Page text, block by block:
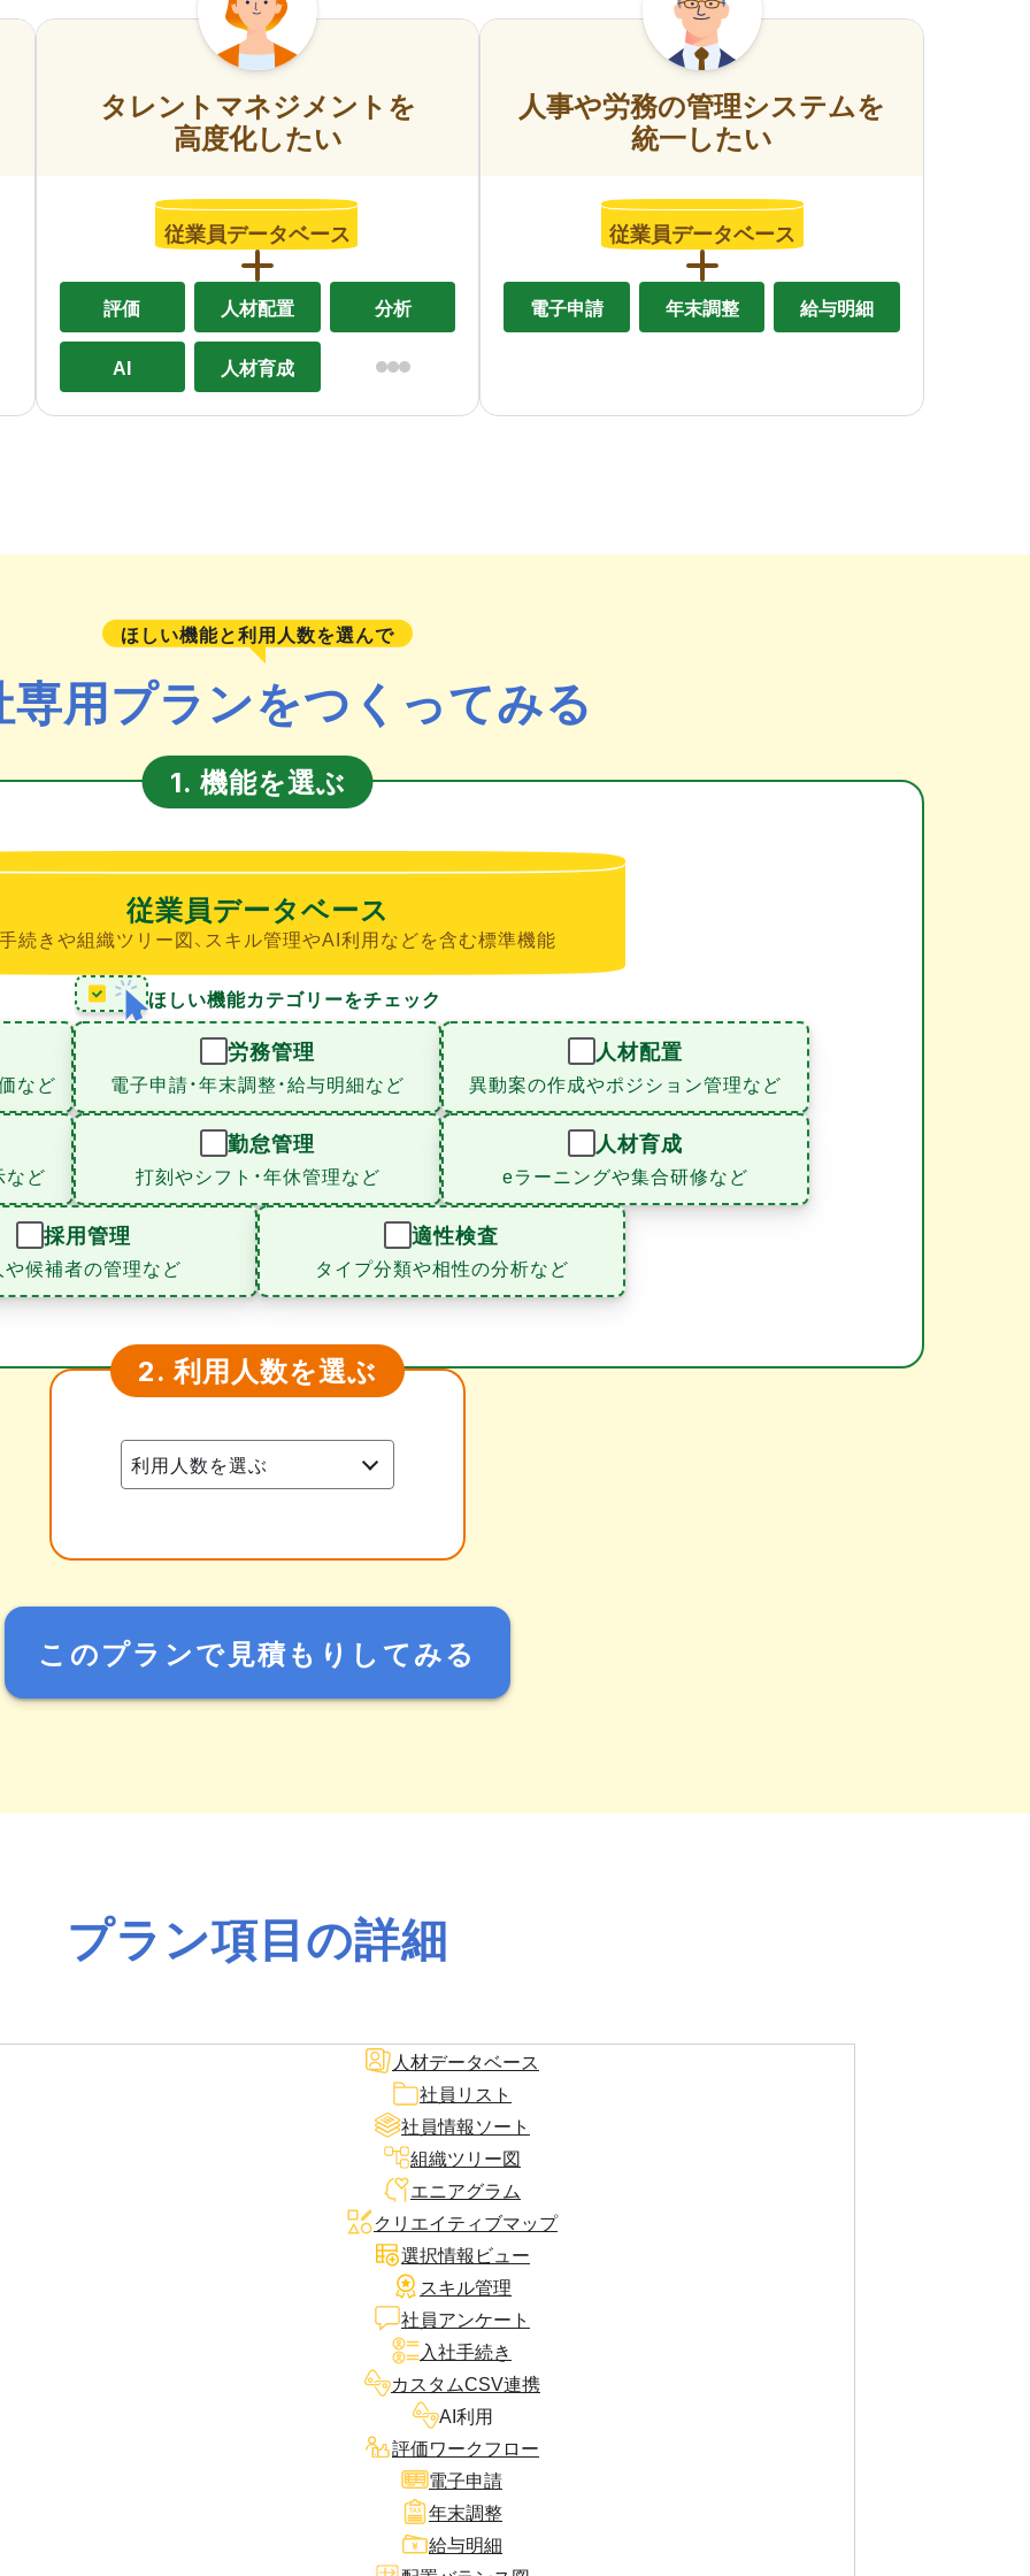
タレントマネジメントを
高度化したい
従業員データベース
評価 人材配置 分析
AI 人材育成
人事や労務の管理システムを
統一したい
従業員データベース
電子申請 年末調整 給与明細
ほしい機能と利用人数を選んで
専用プランをつくってみる
1. 機能を選ぶ
従業員データベース
続きや組織ツリー図、スキル管理やAI利用などを含む標準機能
ほしい機能カテゴリーをチェック
など
労務管理
電子申請・年末調整・給与明細など
人材配置
異動案の作成やポジション管理など
など
勤怠管理
打刻やシフト・年休管理など
人材育成
eラーニングや集合研修など
採用管理
候補者の管理など
適性検査
タイプ分類や相性の分析など
2. 利用人数を選ぶ
このプランで見積もりしてみる
プラン項目の詳細
人材データベース
社員リスト
社員情報ソート
組織ツリー図
エニアグラム
クリエイティブマップ
選択情報ビュー
スキル管理
社員アンケート
入社手続き
カスタムCSV連携
AI利用
評価ワークフロー
電子申請
年末調整
給与明細